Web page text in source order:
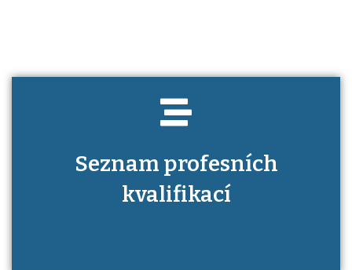
Seznam profesních
kvalifikací